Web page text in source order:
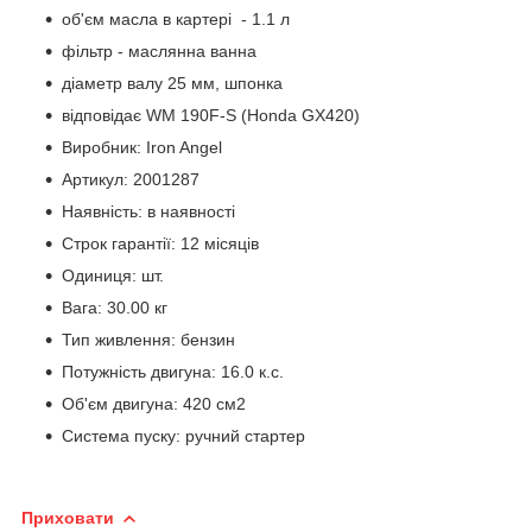
об'єм масла в картері - 1.1 л
фільтр - маслянна ванна
діаметр валу 25 мм, шпонка
відповідає WM 190F-S (Honda GX420)
Виробник: Iron Angel
Артикул: 2001287
Наявність: в наявності
Строк гарантії: 12 місяців
Одиниця: шт.
Вага: 30.00 кг
Тип живлення: бензин
Потужність двигуна: 16.0 к.с.
Об'єм двигуна: 420 см2
Система пуску: ручний стартер
Приховати